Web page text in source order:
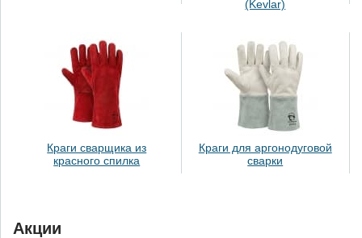
(Kevlar)
Краги сварщика из
красного спилка
Краги для аргонодуговой
сварки
Акции